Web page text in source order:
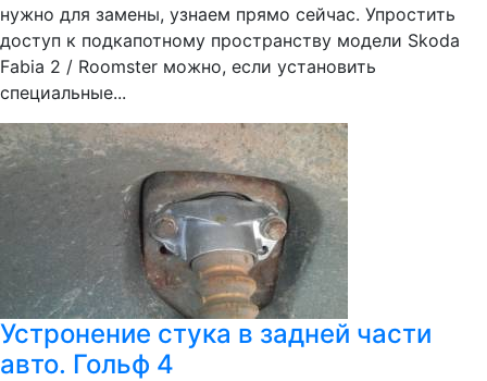
нужно для замены, узнаем прямо сейчас. Упростить
доступ к подкапотному пространству модели Skoda
Fabia 2 / Roomster можно, если установить
специальные...
Устронение стука в задней части
авто. Гольф 4